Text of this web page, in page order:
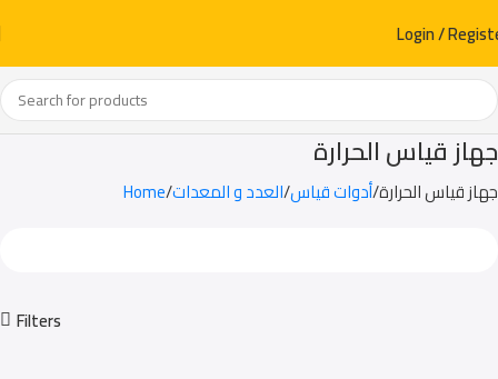
Login /
جهاز قياس الحرارة
Home العدد و المعدات أدوات قياس جهاز قياس الحرارة
Filters